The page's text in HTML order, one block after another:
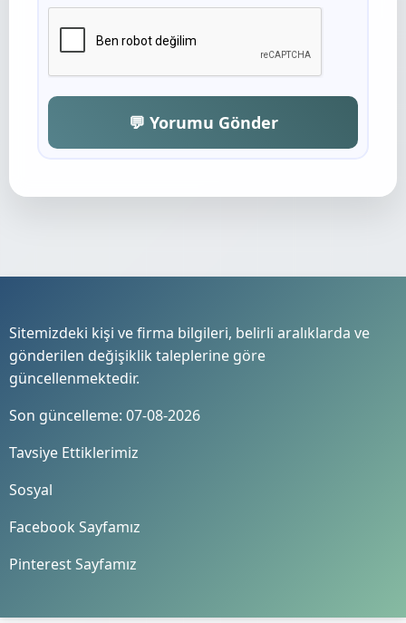
💬 Yorumu Gönder
Sitemizdeki kişi ve firma bilgileri, belirli aralıklarda ve
gönderilen değişiklik taleplerine göre
güncellenmektedir.
Son güncelleme: 07-08-2026
Tavsiye Ettiklerimiz
Sosyal
Facebook Sayfamız
Pinterest Sayfamız